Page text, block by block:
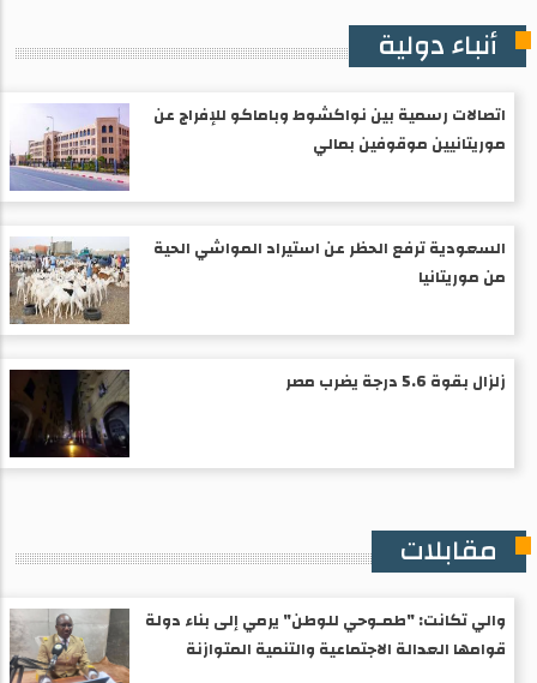
أنباء دولية
اتصالات رسمية بين نواكشوط وباماكو للإفراج عن
موريتانيين موقوفين بمالي
السعودية ترفع الحظر عن استيراد المواشي الحية
من موريتانيا
زلزال بقوة 5.6 درجة يضرب مصر
مقابلات
والي تكانت: "طمـوحي للوطن" يرمي إلى بناء دولة
قوامها العدالة الاجتماعية والتنمية المتوازنة